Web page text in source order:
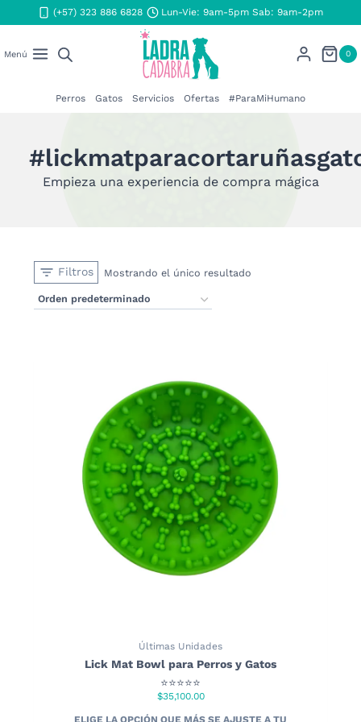
al
(+57) 323 886 6828 Lun-Vie: 9am-5pm Sab: 9am-2pm
Menú 0
Perros Gatos Servicios Ofertas #ParaMiHumano
Empieza una experiencia de compra mágica
Filtros Mostrando el único resultado
Últimas Unidades
Lick Mat Bowl para Perros y Gatos
⭐⭐⭐⭐⭐
$35,100.00